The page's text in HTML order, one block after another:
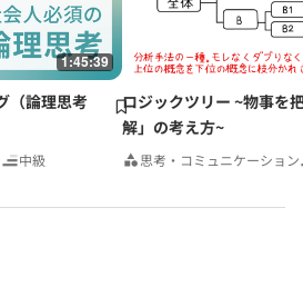
1:45:39
（論理思考
中級
ロジックツリー ~物事を
解」の考え方~
思考・コミュニケーション